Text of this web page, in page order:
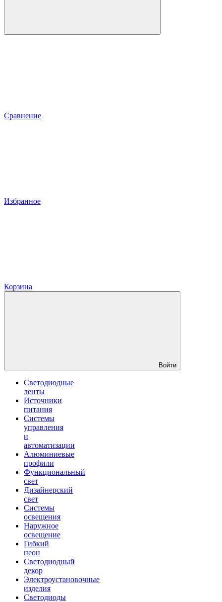
Сравнение
Избранное
Корзина
Войти
Светодиодные
ленты
Источники
питания
Системы
управления
и
автоматизации
Алюминиевые
профили
Функциональный
свет
Дизайнерский
свет
Системы
освещения
Наружное
освещение
Гибкий
неон
Светодиодный
декор
Электроустановочные
изделия
Светодиоды